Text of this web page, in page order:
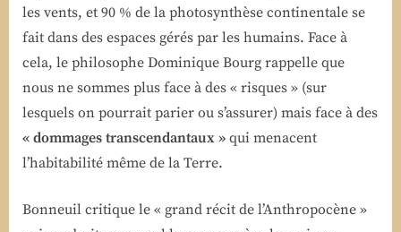
les vents, et 90 % de la photosynthèse continentale se
fait dans des espaces gérés par les humains. Face à
cela, le philosophe Dominique Bourg rappelle que
nous ne sommes plus face à des « risques » (sur
lesquels on pourrait parier ou s’assurer) mais face à des
« dommages transcendantaux » qui menacent
l’habitabilité même de la Terre.
Bonneuil critique le « grand récit de l’Anthropocène »